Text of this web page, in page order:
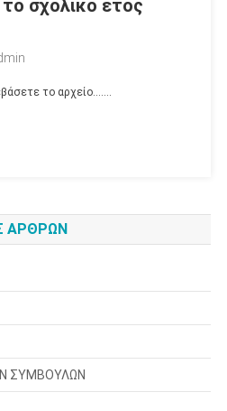
σχολικό έτος
το αρχείο…….
ΑΡΘΡΩΝ
ΣΥΜΒΟΥΛΩΝ